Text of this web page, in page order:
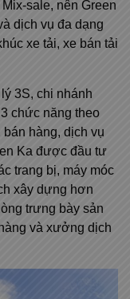
sale, nên Green
dịch vụ đa dạng
xe tải, xe bán tải
3S, chi nhánh
chức năng theo
hàng, dịch vụ
Ka được đầu tư
trang bị, máy móc
xây dựng hơn
trưng bày sản
và xưởng dịch